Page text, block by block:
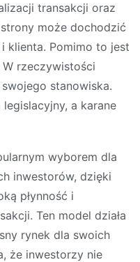
transakcji oraz
może dochodzić
klienta. Pomimo to jest
rzeczywistości
stanowiska.
a karane
wyborem dla
inwestorów, dzięki
płynność i
Ten model działa
rynek dla swoich
że inwestorzy nie